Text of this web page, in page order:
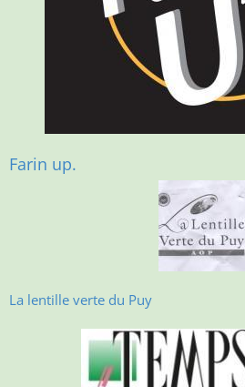
Farin up.
La lentille verte du Puy